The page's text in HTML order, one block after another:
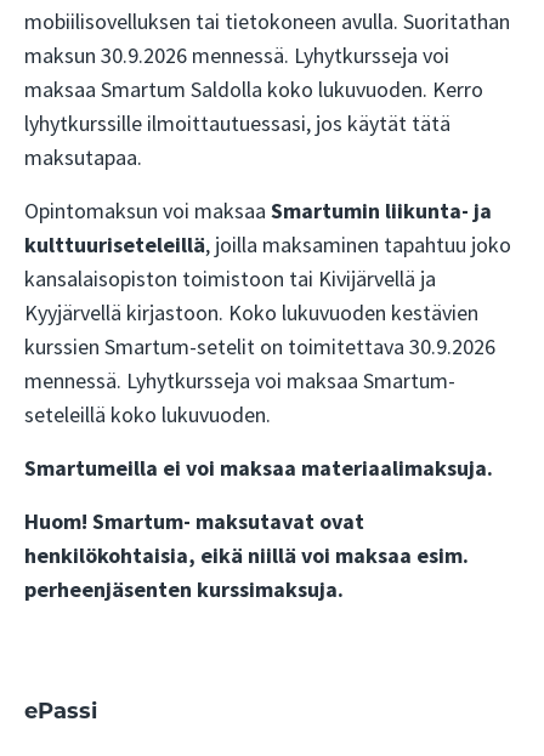
mobiilisovelluksen tai tietokoneen avulla. Suoritathan
maksun 30.9.2026 mennessä. Lyhytkursseja voi
maksaa Smartum Saldolla koko lukuvuoden. Kerro
lyhytkurssille ilmoittautuessasi, jos käytät tätä
maksutapaa.
Opintomaksun voi maksaa Smartumin liikunta- ja
kulttuuriseteleillä, joilla maksaminen tapahtuu joko
kansalaisopiston toimistoon tai Kivijärvellä ja
Kyyjärvellä kirjastoon. Koko lukuvuoden kestävien
kurssien Smartum-setelit on toimitettava 30.9.2026
mennessä. Lyhytkursseja voi maksaa Smartum-
seteleillä koko lukuvuoden.
Smartumeilla ei voi maksaa materiaalimaksuja.
Huom! Smartum- maksutavat ovat
henkilökohtaisia, eikä niillä voi maksaa esim.
perheenjäsenten kurssimaksuja.
ePassi